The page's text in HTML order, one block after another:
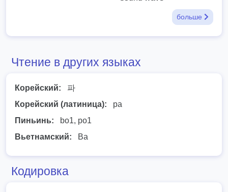
больше
Чтение в других языках
Корейский:
파
Корейский (латиница):
pa
Пиньинь:
bo1, po1
Вьетнамский:
Ba
Кодировка